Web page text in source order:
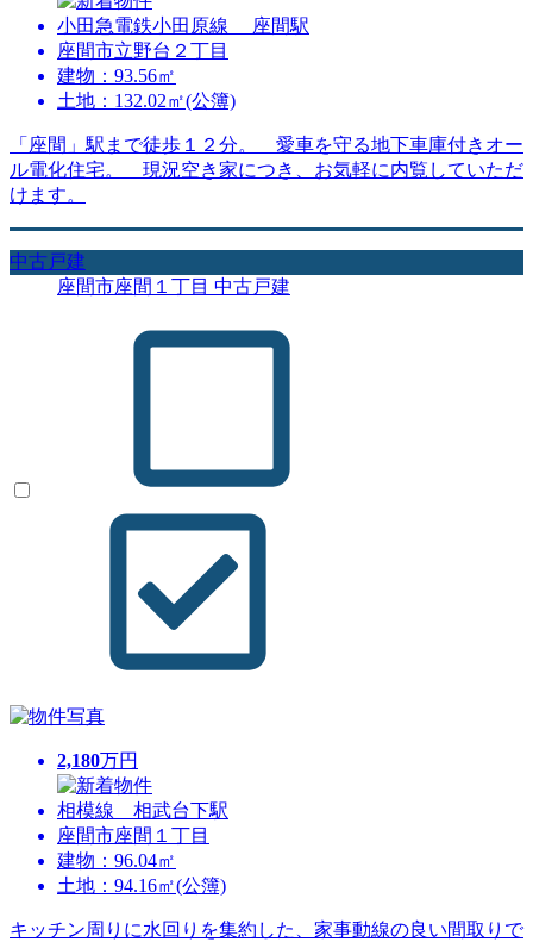
小田急電鉄小田原線 座間駅
座間市立野台２丁目
建物：93.56㎡
土地：132.02㎡(公簿)
「座間」駅まで徒歩１２分。 愛車を守る地下車庫付きオー
ル電化住宅。 現況空き家につき、お気軽に内覧していただ
けます。
中古戸建
座間市座間１丁目 中古戸建
2,180万円
相模線 相武台下駅
座間市座間１丁目
建物：96.04㎡
土地：94.16㎡(公簿)
キッチン周りに水回りを集約した、家事動線の良い間取りで